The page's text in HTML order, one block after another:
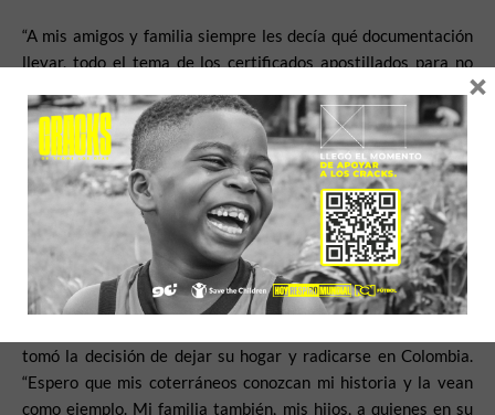
“A mis amigos y familia siempre les decía qué documentación
llevar, todo el tema de los certificados apostillados para no
saltar a la nada. Yo los orientaba y les decía que tenían que
tener un norte. Ahora, en la práctica, yo lo viví. Salí del país con
miedo, pero también con un norte para seguir avanzando.
Muchos sueños me acompañaron durante mi migración, y eso
es algo que siempre busco decirles a las personas: los sueños
dan vida, más aún en los momentos difíciles”, comenta.
Durante cuatro meses, de forma pendular, Edgar visitaba
Colombia evaluando si dejar su país o no, si su familia lo
tomó la decisión de dejar su hogar y radicarse en Colombia.
“Espero que mis coterráneos conozcan mi historia y la vean
como ejemplo. Mi familia también, mis hijos, a quienes en su
×